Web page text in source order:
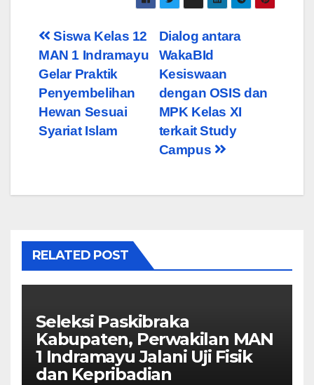
Post
navigation
Dialog antara
WakaBId
Kesiswaan
dengan OSIS dan
MPK Kelas XI
terkait Study
Campus
Siswa Kelas 12
MAN 1 Indramayu
Gelar Praktik
Penyembelihan
Hewan Sesuai
Syariat Islam
RELATED POST
Seleksi Paskibraka
Kabupaten, Perwakilan MAN
1 Indramayu Jalani Uji Fisik
dan Kepribadian